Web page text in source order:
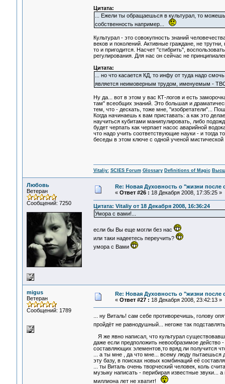
Цитата:
... Ежели ты обращаешься в культурал, то
собственность например...
Культурал - это совокупность знаний
веков и поколений. Активные граждане, не
то и пригодится. Насчет "стибрить",
регулирования. Для нас он сейчас не
Цитата:
... но что касается КД, то инфу от туда надо
является неимоверным трудом, именуемым -
Ну да... вот в этом у вас КТ-логов и есть
там" всеобщих знаний. Это большая и
тем, что - дескать, тоже мне, "изобретатели"...
Когда начинаешь к вам приставать: а как это
научиться кубитами манипулировать, либо
будет черпать как черпает насос аварийной
что надо учить соответствующие науки - и тогда
беседы в этом ключе с одной ученой
Vitaliy: SCIES Forum Glossary Definitions of Magic
Любовь
Ветеран
Сообщений: 7250
Re: Новая Духовность о "жизни после
« Ответ #26 : 18 Декабря 2008, 17:35:25 »
Цитата: Vitaliy от 18 Декабря 2008, 16:36:24
Умора с вами!...
если бы Вы еще могли без нас
или таки надеетесь переучить?
умора с Вами
migus
Ветеран
Сообщений: 1789
Re: Новая Духовность о "жизни после
« Ответ #27 : 18 Декабря 2008, 23:42:13 »
... ну Виталь! сам себе противоречишь, голову
пройдёт не равнодушный... негоже так
Я же явно написал, что культурал
даже если предположить невообразимое действо
составляющих элементов,то вряд ли получится
... а ты мне , да что мне... всему люду пытаешься
эту базу, в поисках новых комбинаций её
... ты Виталь очень творческий человек, коль
музыку написать - перибирая известные звуки...
миллиона лет не хватит!